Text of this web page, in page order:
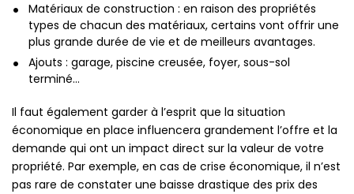
Matériaux de construction : en raison des propriétés
types de chacun des matériaux, certains vont offrir une
plus grande durée de vie et de meilleurs avantages.
Ajouts : garage, piscine creusée, foyer, sous-sol
terminé…
Il faut également garder à l’esprit que la situation
économique en place influencera grandement l’offre et la
demande qui ont un impact direct sur la valeur de votre
propriété. Par exemple, en cas de crise économique, il n’est
pas rare de constater une baisse drastique des prix des